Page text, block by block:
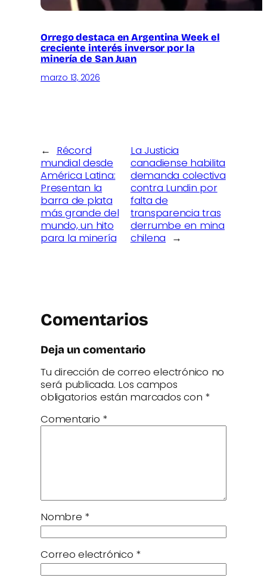
Orrego destaca en Argentina Week el
creciente interés inversor por la
minería de San Juan
marzo 13, 2026
← Récord
mundial desde
América Latina:
Presentan la
barra de plata
más grande del
mundo, un hito
para la minería
La Justicia
canadiense habilita
demanda colectiva
contra Lundin por
falta de
transparencia tras
derrumbe en mina
chilena →
Comentarios
Deja un comentario
Tu dirección de correo electrónico no
será publicada. Los campos
obligatorios están marcados con *
Comentario *
Nombre *
Correo electrónico *